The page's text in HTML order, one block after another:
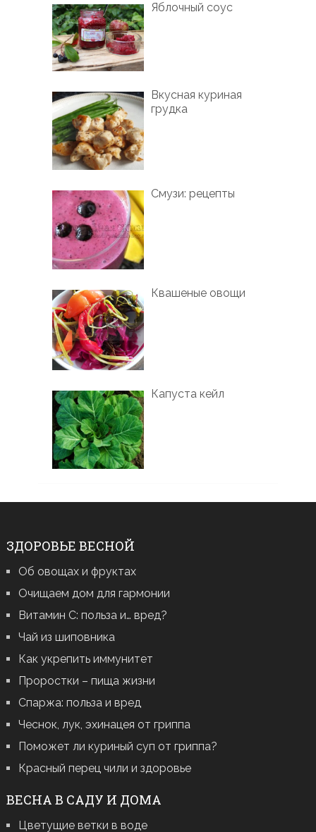
Яблочный соус
Вкусная куриная
грудка
Смузи: рецепты
Квашеные овощи
Капуста кейл
ЗДОРОВЬЕ ВЕСНОЙ
Об овощах и фруктах
Очищаем дом для гармонии
Витамин С: польза и… вред?
Чай из шиповника
Как укрепить иммунитет
Проростки – пища жизни
Спаржа: польза и вред
Чеснок, лук, эхинацея от гриппа
Поможет ли куриный суп от гриппа?
Красный перец чили и здоровье
ВЕСНА В САДУ И ДОМА
Цветущие ветки в воде